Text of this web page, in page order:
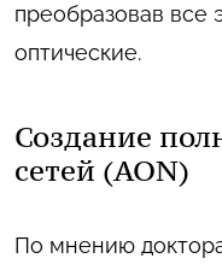
преобразовав все
оптические.
Создание
сетей (AON)
По мнению